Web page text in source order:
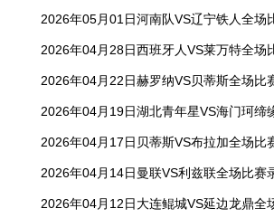
2026年05月01日河南队VS辽宁铁人全场比赛录像
2026年04月28日西班牙人VS莱万特全场比赛录像
2026年04月22日赫罗纳VS贝蒂斯全场比赛录像
2026年04月19日湖北青年星VS海门珂缔缘全场比赛录
2026年04月17日贝蒂斯VS布拉加全场比赛录像
2026年04月14日曼联VS利兹联全场比赛录像
2026年04月12日大连鲲城VS延边龙鼎全场比赛录